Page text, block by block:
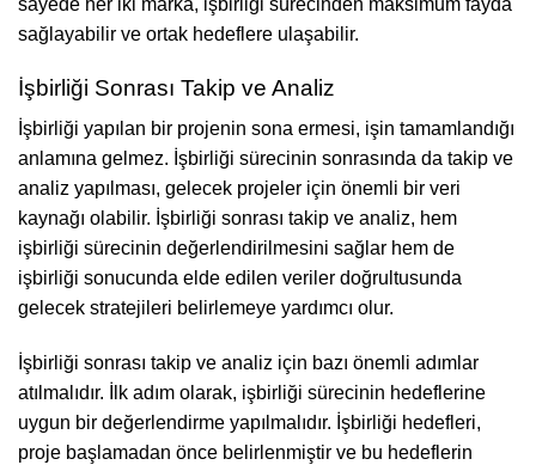
sayede her iki marka, işbirliği sürecinden maksimum fayda
sağlayabilir ve ortak hedeflere ulaşabilir.
İşbirliği Sonrası Takip ve Analiz
İşbirliği yapılan bir projenin sona ermesi, işin tamamlandığı
anlamına gelmez. İşbirliği sürecinin sonrasında da takip ve
analiz yapılması, gelecek projeler için önemli bir veri
kaynağı olabilir. İşbirliği sonrası takip ve analiz, hem
işbirliği sürecinin değerlendirilmesini sağlar hem de
işbirliği sonucunda elde edilen veriler doğrultusunda
gelecek stratejileri belirlemeye yardımcı olur.
İşbirliği sonrası takip ve analiz için bazı önemli adımlar
atılmalıdır. İlk adım olarak, işbirliği sürecinin hedeflerine
uygun bir değerlendirme yapılmalıdır. İşbirliği hedefleri,
proje başlamadan önce belirlenmiştir ve bu hedeflerin